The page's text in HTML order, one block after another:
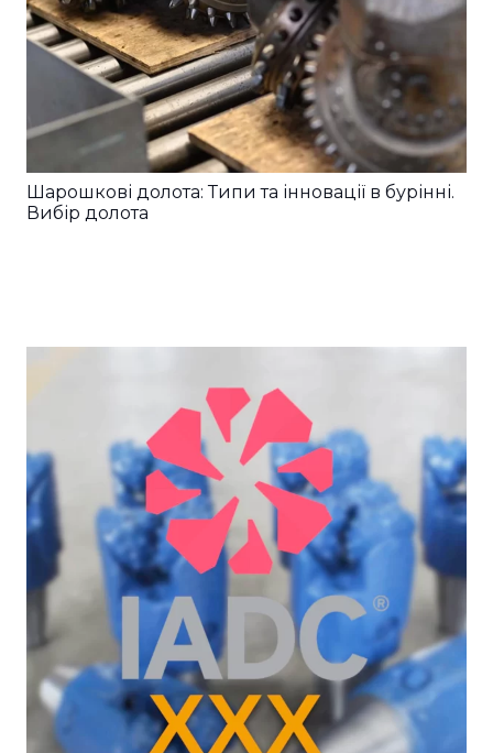
Шарошкові долота: Типи та інновації в бурінні.
Вибір долота